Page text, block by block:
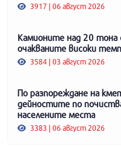
3917 | 06 август 2026
Камионите над 20 тона
очакваните високи
3584 | 03 август 2026
По разпореждане на
дейностите по
населените места
3383 | 06 август 2026